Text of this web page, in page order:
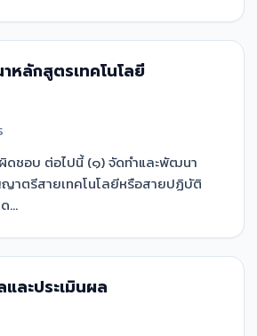
ลักสูตรเทคโนโลยี
ดชอบ ต่อไปนี้ (๑) จัดทำและพัฒนา
าตรีสายเทคโนโลยีหรือสายปฏิบัติ
...
ละประเมินผล